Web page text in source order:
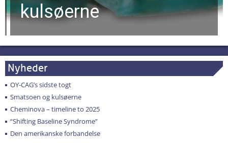
kulsøerne
Nyheder
OY-CAG’s sidste togt
Smatsoen og kulsøerne
Cheminova – timeline to 2025
“Shifting Baseline Syndrome”
Den amerikanske forbandelse